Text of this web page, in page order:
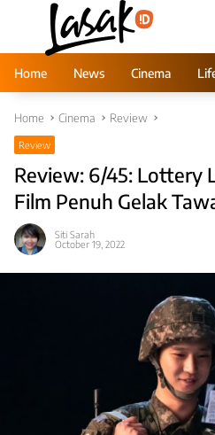
Home
News Cinema
Home Cinema Review
Review
Review: 6/45: Lottery
Film Penuh Gelak
Siti Sarah
October 19, 2022